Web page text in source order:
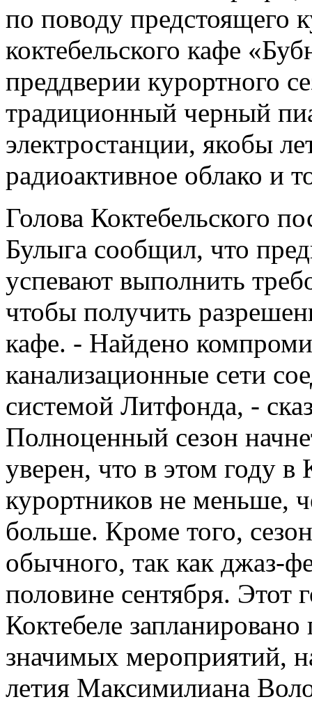
по поводу предстоящего
коктебельского кафе
преддверии курортного
традиционный черный
электростанции, якобы
радиоактивное облако и
Голова Коктебельского
Булыга сообщил, что
успевают выполнить
чтобы получить
кафе. - Найдено
канализационные сети
системой Литфонда, -
Полноценный сезон
уверен, что в этом году в
курортников не меньше,
больше. Кроме того,
обычного, так как джаз-
половине сентября. Этот
Коктебеле
значимых мероприятий,
летия Максимилиана